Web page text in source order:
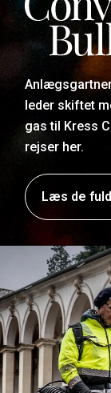
leder skiftet
gas til Kress
rejser her.
Læs de